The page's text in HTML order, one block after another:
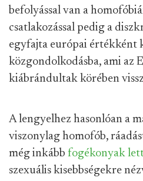
befolyással van a
csatlakozással pedig a
egyfajta európai értékként
közgondolkodásba, ami az
kiábrándultak körében
A lengyelhez hasonlóan a
viszonylag homofób,
még inkább fogékonyak
szexuális kisebbségekre